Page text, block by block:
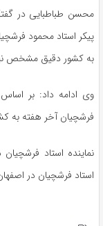
محسن طباطبایی در
پیکر استاد محمود
به کشور دقیق مشخص
وی ادامه داد: بر
فرشچیان آخر هفته به
نماینده استاد
استاد فرشچیان در